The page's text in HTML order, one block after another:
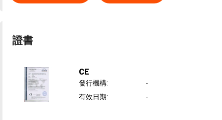
證書
CE
發行機構:
-
有效日期: -